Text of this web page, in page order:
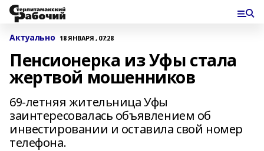
Актуально 18 ЯНВАРЯ , 07:28
Пенсионерка из Уфы стала
жертвой мошенников
69-летняя жительница Уфы
заинтересовалась объявлением об
инвестировании и оставила свой номер
телефона.